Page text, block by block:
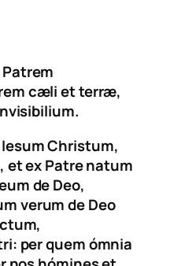
cæli et terræ,
Christum,
et ex Patre natum
de Deo,
verum de Deo
per quem ómnia